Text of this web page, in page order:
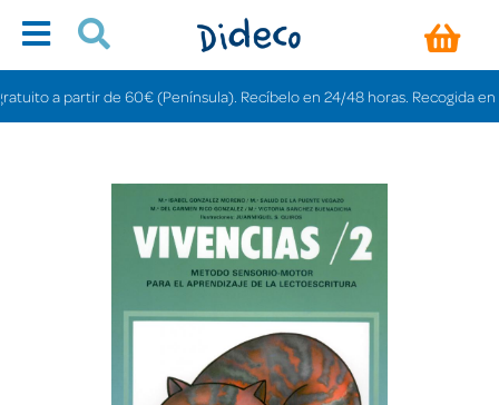
a partir de 60€ (Península). Recíbelo en 24/48 horas. Recogida en